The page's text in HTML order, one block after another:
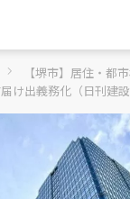
【堺市】居住・都
け出義務化（日刊建設